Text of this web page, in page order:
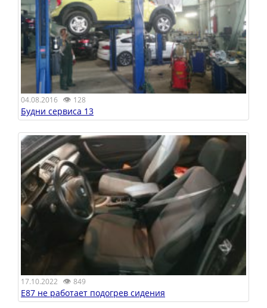
04.08.2016 👁 128
Будни сервиса 13
17.10.2022 👁 849
E87 не работает подогрев сидения